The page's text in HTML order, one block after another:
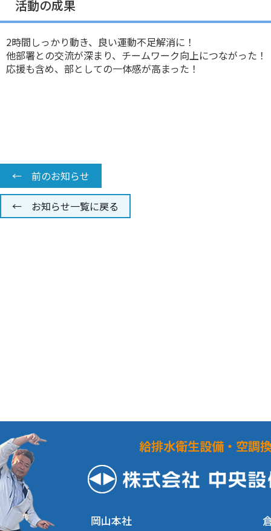
活動の成果
2時間しっかり動き、良い運動不足解消に！
他部署との交流が深まり、チームワーク向上につながった！
応援も含め、部としての一体感が高まった！
← 前のお知らせ
← お知らせ一覧に戻る
給排水衛生設備・空調
岡山本社